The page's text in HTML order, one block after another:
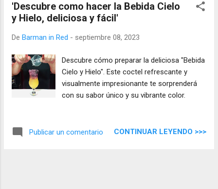
'Descubre como hacer la Bebida Cielo
y Hielo, deliciosa y fácil'
De Barman in Red - septiembre 08, 2023
Descubre cómo preparar la deliciosa "Bebida
Cielo y Hielo". Este coctel refrescante y
visualmente impresionante te sorprenderá
con su sabor único y su vibrante color.
Publicar un comentario CONTINUAR LEYENDO >>>